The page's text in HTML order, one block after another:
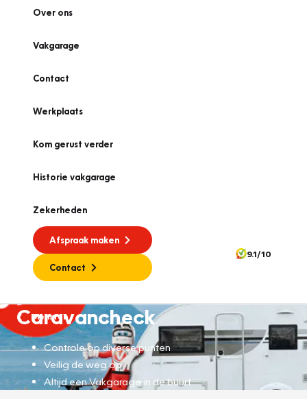
Over ons
Vakgarage
Contact
Werkplaats
Kom gerust verder
Historie vakgarage
Zekerheden
Afspraak maken
Contact
9.1/10
Diensten
Caravancheck
Controle op diverse punten
Veilig de weg op
Altijd een Vakgarage in de buurt